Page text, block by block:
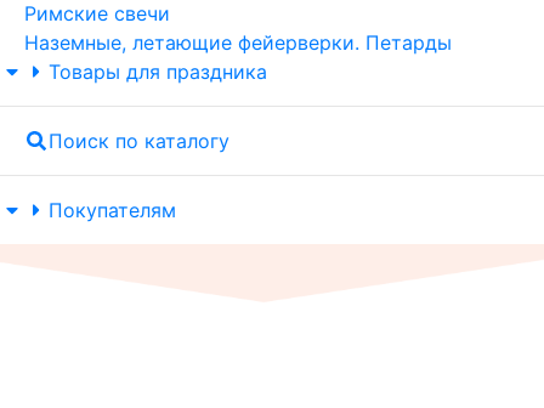
Римские свечи
Наземные, летающие фейерверки. Петарды
Товары для праздника
Поиск по каталогу
Покупателям